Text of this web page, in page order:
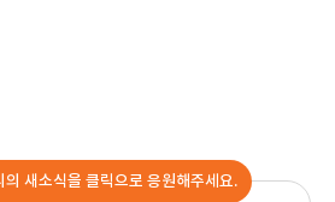
의 새소식을 클릭으로 응원해주세요.